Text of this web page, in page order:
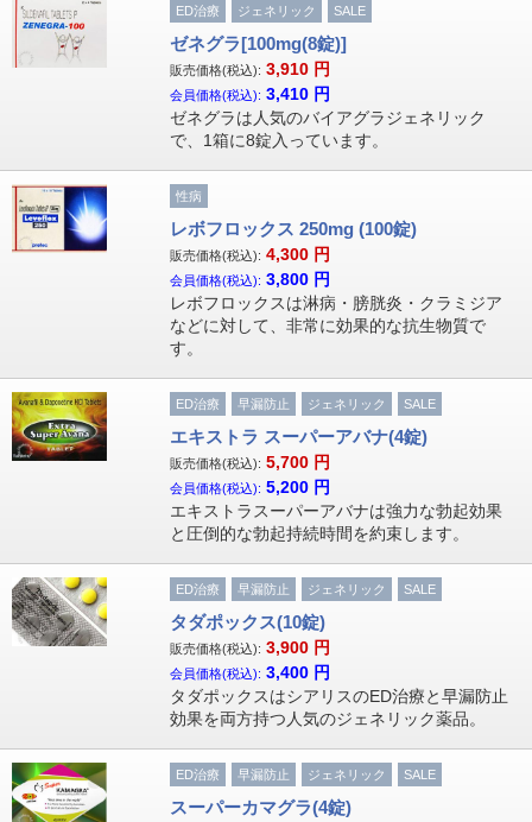
ED治療 ジェネリック SALE
ゼネグラ[100mg(8錠)]
販売価格(税込): 3,910 円
会員価格(税込): 3,410 円
ゼネグラは人気のバイアグラジェネリック
で、1箱に8錠入っています。
性病
レボフロックス 250mg (100錠)
販売価格(税込): 4,300 円
会員価格(税込): 3,800 円
レボフロックスは淋病・膀胱炎・クラミジア
などに対して、非常に効果的な抗生物質で
す。
ED治療 早漏防止 ジェネリック SALE
エキストラ スーパーアバナ(4錠)
販売価格(税込): 5,700 円
会員価格(税込): 5,200 円
エキストラスーパーアバナは強力な勃起効果
と圧倒的な勃起持続時間を約束します。
ED治療 早漏防止 ジェネリック SALE
タダポックス(10錠)
販売価格(税込): 3,900 円
会員価格(税込): 3,400 円
タダポックスはシアリスのED治療と早漏防止
効果を両方持つ人気のジェネリック薬品。
ED治療 早漏防止 ジェネリック SALE
スーパーカマグラ(4錠)